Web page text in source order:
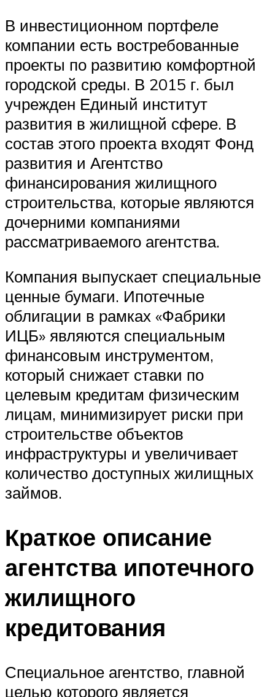
В инвестиционном портфеле
компании есть востребованные
проекты по развитию комфортной
городской среды. В 2015 г. был
учрежден Единый институт
развития в жилищной сфере. В
состав этого проекта входят Фонд
развития и Агентство
финансирования жилищного
строительства, которые являются
дочерними компаниями
рассматриваемого агентства.
Компания выпускает специальные
ценные бумаги. Ипотечные
облигации в рамках «Фабрики
ИЦБ» являются специальным
финансовым инструментом,
который снижает ставки по
целевым кредитам физическим
лицам, минимизирует риски при
строительстве объектов
инфраструктуры и увеличивает
количество доступных жилищных
займов.
Краткое описание
агентства ипотечного
жилищного
кредитования
Специальное агентство, главной
целью которого является